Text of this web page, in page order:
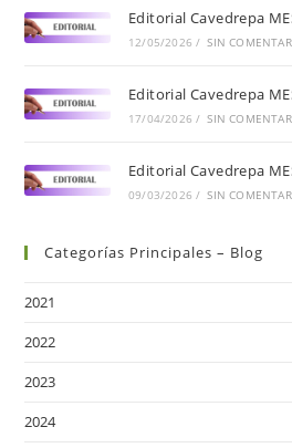
Editorial Cavedrepa
12/05/2026 / SIN
Editorial Cavedrepa
17/04/2026 / SIN
Editorial Cavedrepa
09/03/2026 / SIN
Categorías Principales – Blog
2021
2022
2023
2024